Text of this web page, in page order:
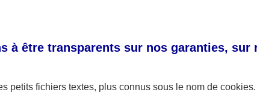
12/2016
et la santé
Par AXA, le 03/11/2016
maîtrisée : un dispositif
à être transparents sur nos garanties, sur
petits fichiers textes, plus connus sous le nom de cookies